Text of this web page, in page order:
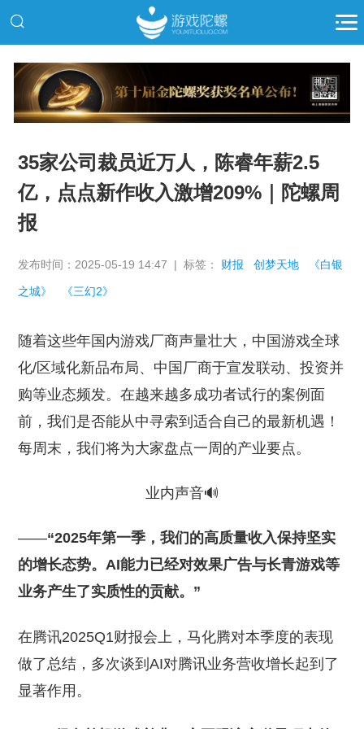
推广
35家公司裁员近万人，陈睿年薪2.5
亿，点点新作收入激增209%｜陀螺周
报
发布时间：2025-05-19 14:47 | 标签： 财报 创梦天地 《白银
之城》 《三幻2》
随着这些年国内游戏厂商声量壮大，中国游戏全球
化/区域化新品布局、中国厂商于宣发联动、投资并
购等业态频发。在越来越多成功者试行的案例面
前，我们是否能从中寻索到适合自己的最新机遇！
每周末，我们将为大家盘点一周的产业要点。
业内声音🔊
——“2025年第一季，我们的高质量收入保持坚实
的增长态势。AI能力已经对效果广告与长青游戏等
业务产生了实质性的贡献。”
在腾讯2025Q1财报会上，马化腾对本季度的表现
做了总结，多次谈到AI对腾讯业务营收增长起到了
显著作用。